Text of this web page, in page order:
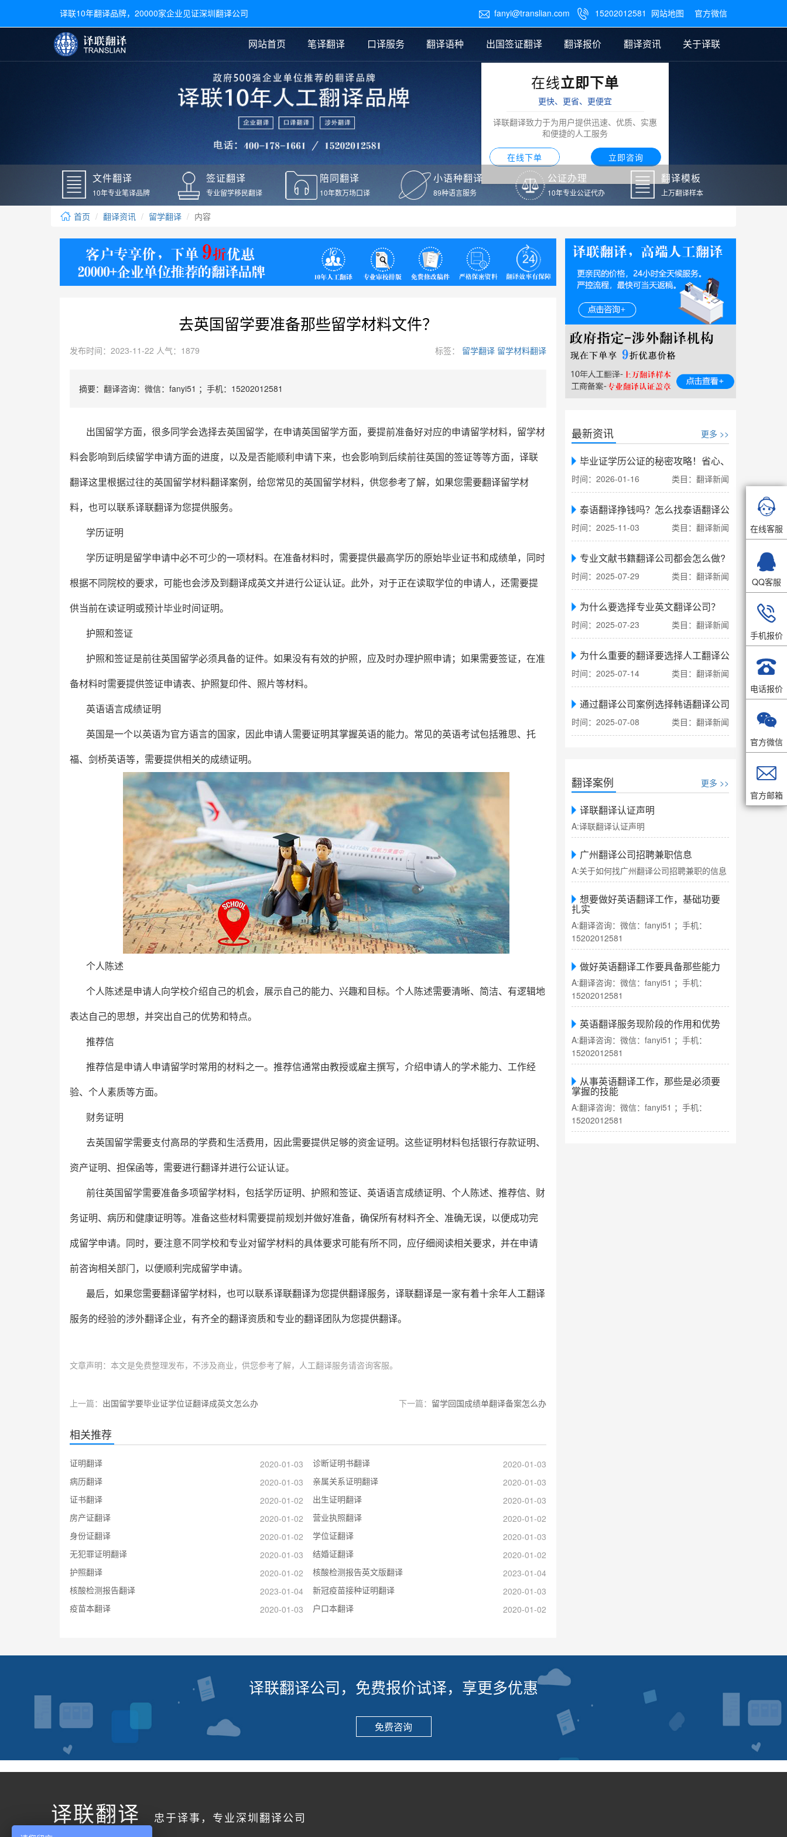
译联10年翻译品牌，20000家企业见证深圳翻译公司  fanyi@translian.com  15202012581 网站地图 官方微信
网站首页 笔译翻译
文件翻译 医学翻译 法律翻译 说明书翻译 图纸翻译
口译服务
广交会翻译 交替传译 同声传译
翻译语种
常用语种翻译
日语翻译
德语翻译
老挝语翻译 泰语翻译
葡萄牙语翻译
出国签证翻译
毕业证翻译
户口本翻译
学位证翻译
身份证翻译
签证材料翻译
银行流水翻译
驾照翻译
疫苗本翻译
新冠疫苗接种证明翻译
核酸检测报告英文版翻
译
翻译报价
笔译翻译报价
证件翻译报价
翻译资讯
公证样本
签证翻译
口译新闻
翻译新闻
关于译联
在线立即下单
更快、更省、更便宜
译联翻译致力于为用户提供迅速、优质、实惠
和便捷的人工服务
在线下单 立即咨询
文件翻译
10年专业笔译品牌
签证翻译
专业留学移民翻译
陪同翻译
10年数万场口译
小语种翻译
89种语言服务
公证办理
10年专业公证代办
翻译模板
上万翻译样本
首页 翻译资讯 留学翻译 内容
去英国留学要准备那些留学材料文件？
发布时间：2023-11-22 人气：1879 标签： 留学翻译留学材料翻译
摘要：翻译咨询：微信：fanyi51 ；手机：15202012581
出国留学方面，很多同学会选择去英国留学，在申请英国留学方面，要提前准备好对应的申请留学材料，留学材
料会影响到后续留学申请方面的进度，以及是否能顺利申请下来，也会影响到后续前往英国的签证等等方面，译联
翻译这里根据过往的英国留学材料翻译案例，给您常见的英国留学材料，供您参考了解，如果您需要翻译留学材
料，也可以联系译联翻译为您提供服务。
学历证明
学历证明是留学申请中必不可少的一项材料。在准备材料时，需要提供最高学历的原始毕业证书和成绩单，同时
根据不同院校的要求，可能也会涉及到翻译成英文并进行公证认证。此外，对于正在读取学位的申请人，还需要提
供当前在读证明或预计毕业时间证明。
护照和签证
护照和签证是前往英国留学必须具备的证件。如果没有有效的护照，应及时办理护照申请；如果需要签证，在准
备材料时需要提供签证申请表、护照复印件、照片等材料。
英语语言成绩证明
英国是一个以英语为官方语言的国家，因此申请人需要证明其掌握英语的能力。常见的英语考试包括雅思、托
福、剑桥英语等，需要提供相关的成绩证明。
个人陈述
个人陈述是申请人向学校介绍自己的机会，展示自己的能力、兴趣和目标。个人陈述需要清晰、简洁、有逻辑地
表达自己的思想，并突出自己的优势和特点。
推荐信
推荐信是申请人申请留学时常用的材料之一。推荐信通常由教授或雇主撰写，介绍申请人的学术能力、工作经
验、个人素质等方面。
财务证明
去英国留学需要支付高昂的学费和生活费用，因此需要提供足够的资金证明。这些证明材料包括银行存款证明、
资产证明、担保函等，需要进行翻译并进行公证认证。
前往英国留学需要准备多项留学材料，包括学历证明、护照和签证、英语语言成绩证明、个人陈述、推荐信、财
务证明、病历和健康证明等。准备这些材料需要提前规划并做好准备，确保所有材料齐全、准确无误，以便成功完
成留学申请。同时，要注意不同学校和专业对留学材料的具体要求可能有所不同，应仔细阅读相关要求，并在申请
前咨询相关部门，以便顺利完成留学申请。
最后，如果您需要翻译留学材料，也可以联系译联翻译为您提供翻译服务，译联翻译是一家有着十余年人工翻译
服务的经验的涉外翻译企业，有齐全的翻译资质和专业的翻译团队为您提供翻译。
文章声明：本文是免费整理发布，不涉及商业，供您参考了解，人工翻译服务请咨询客服。
上一篇： 出国留学要毕业证学位证翻译成英文怎么办 下一篇： 留学回国成绩单翻译备案怎么办
相关推荐
证明翻译 2020-01-03 诊断证明书翻译
2020-01-03
病历翻译
2020-01-03 亲属关系证明翻译
2020-01-03
证书翻译
2020-01-02 出生证明翻译
2020-01-03
房产证翻译
2020-01-02 营业执照翻译
2020-01-02
身份证翻译
2020-01-02 学位证翻译
2020-01-03
无犯罪证明翻译
2020-01-03 结婚证翻译
2020-01-02
护照翻译
2020-01-02 核酸检测报告英文版翻译
2023-01-04
核酸检测报告翻译
2023-01-04 新冠疫苗接种证明翻译
2020-01-03
疫苗本翻译
2020-01-03 户口本翻译 2020-01-02
最新资讯 更多 >>
毕业证学历公证的秘密攻略！省心、省力、省时
时间：2026-01-16 类目：翻译新闻
泰语翻译挣钱吗？怎么找泰语翻译公司翻译
时间：2025-11-03 类目：翻译新闻
专业文献书籍翻译公司都会怎么做?
时间：2025-07-29 类目：翻译新闻
为什么要选择专业英文翻译公司？
时间：2025-07-23 类目：翻译新闻
为什么重要的翻译要选择人工翻译公司
时间：2025-07-14 类目：翻译新闻
通过翻译公司案例选择韩语翻译公司
时间：2025-07-08 类目：翻译新闻
翻译案例 更多 >>
译联翻译认证声明
A:译联翻译认证声明
广州翻译公司招聘兼职信息
A:关于如何找广州翻译公司招聘兼职的信息
想要做好英语翻译工作，基础功要
扎实
A:翻译咨询：微信：fanyi51 ；手机：
15202012581
做好英语翻译工作要具备那些能力
A:翻译咨询：微信：fanyi51 ；手机：
15202012581
英语翻译服务现阶段的作用和优势
A:翻译咨询：微信：fanyi51 ；手机：
15202012581
从事英语翻译工作，那些是必须要
掌握的技能
A:翻译咨询：微信：fanyi51 ；手机：
15202012581
译联翻译公司，免费报价试译，享更多优惠
免费咨询
译联翻译 忠于译事，专业深圳翻译公司

在线客服

QQ客服

手机报价

电话报价

官方微信

官方邮箱